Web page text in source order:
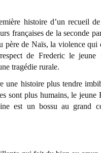
histoire d’un recueil
françaises de la seconde
père de Naïs, la violence qui
de Frederic le
tragédie rurale.
une histoire plus tendre
sont plus humains, le
est un bossu au grand